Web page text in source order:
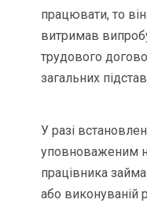
працювати, то
витримав
трудового
загальних
У разі
уповноваженим
працівника
або виконуваній